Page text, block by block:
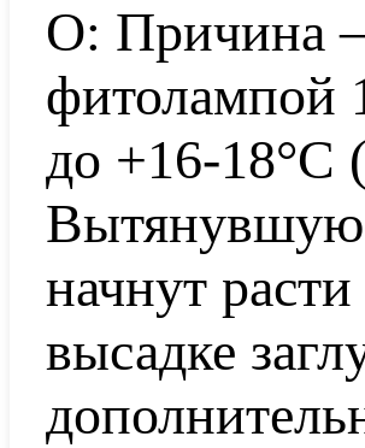
О: Причина —
фитолампой
до +16-18°C
начнут
высадке